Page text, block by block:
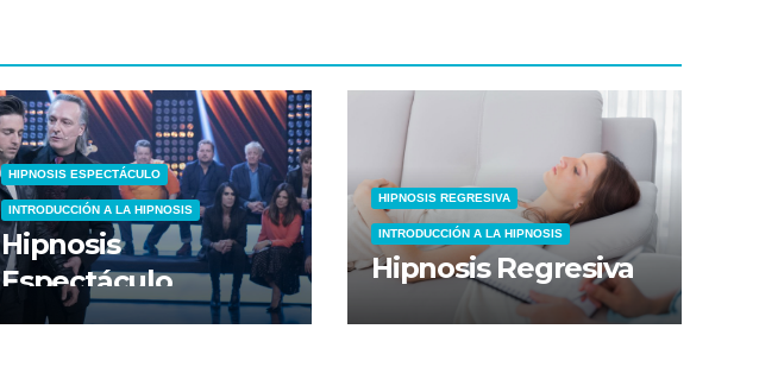
HIPNOSIS ESPECTÁCULO
INTRODUCCIÓN A LA HIPNOSIS
Hipnosis
Espectáculo
HIPNOSIS REGRESIVA
INTRODUCCIÓN A LA HIPNOSIS
Hipnosis Regresiva